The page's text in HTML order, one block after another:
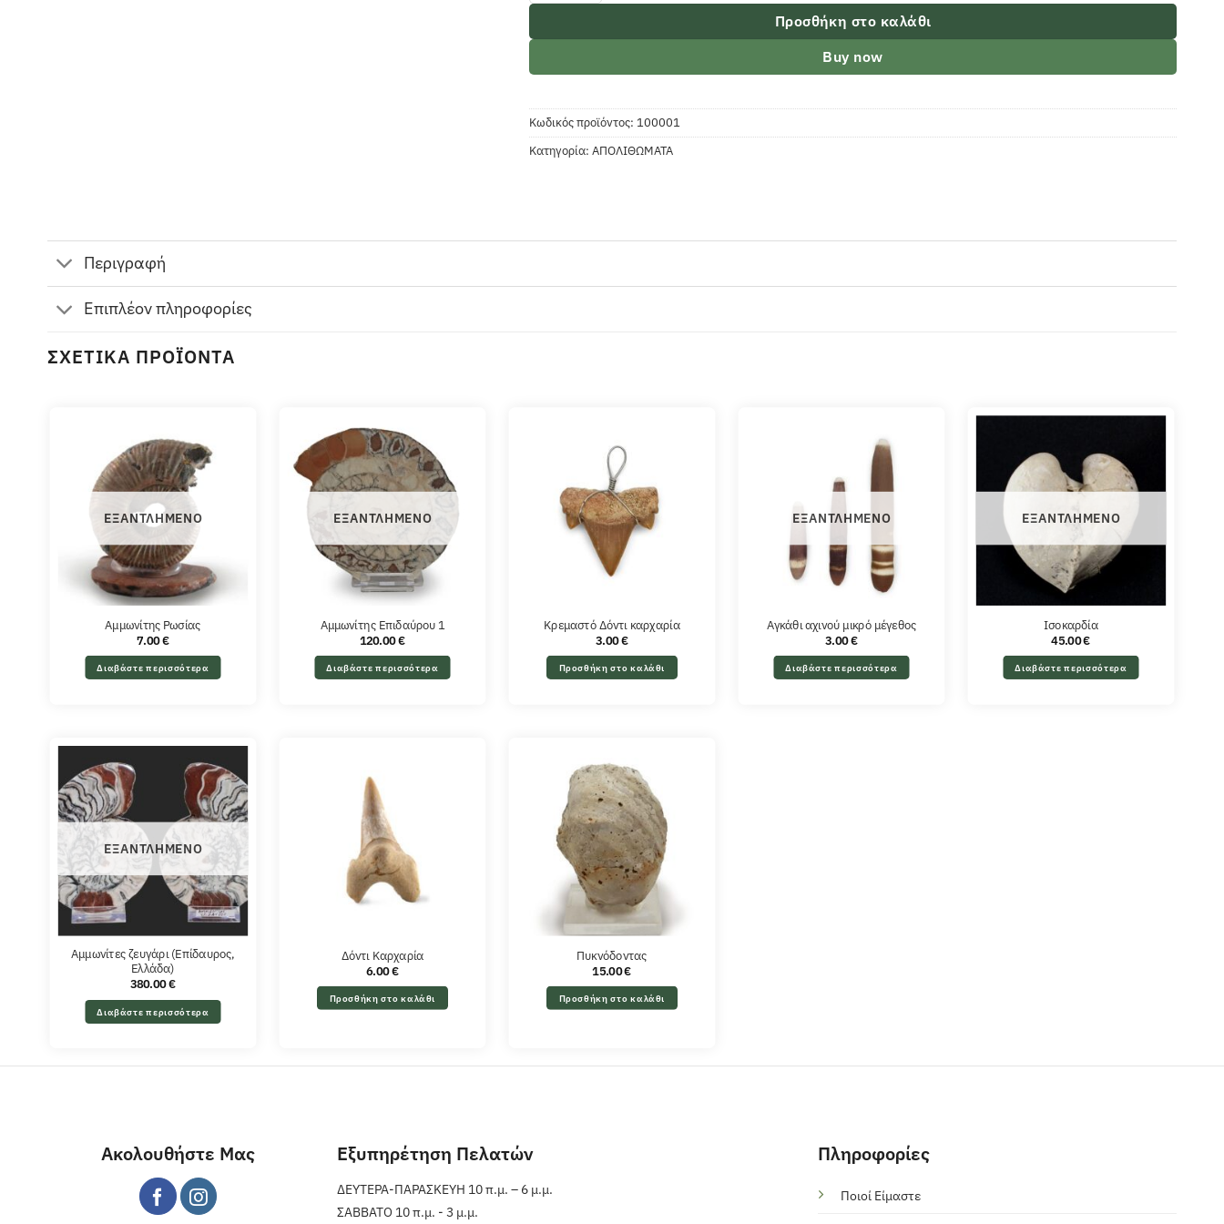
Προσθήκη στο καλάθι
Buy now
Κωδικός προϊόντος: 100001
Κατηγορία:ΑΠΟΛΙΘΩΜΑΤΑ
Περιγραφή
Επιπλέον πληροφορίες
ΣΧΕΤΙΚΆ ΠΡΟΪΌΝΤΑ
ΕΞΑΝΤΛΗΜΈΝΟ
Αμμωνίτης Ρωσίας
7.00€
Διαβάστε περισσότερα
ΕΞΑΝΤΛΗΜΈΝΟ
Αμμωνίτης Επιδαύρου 1
120.00€
Διαβάστε περισσότερα
Κρεμαστό Δόντι καρχαρία
3.00€
Προσθήκη στο καλάθι
ΕΞΑΝΤΛΗΜΈΝΟ
Αγκάθι αχινού μικρό μέγεθος
3.00€
Διαβάστε περισσότερα
ΕΞΑΝΤΛΗΜΈΝΟ
Ισοκαρδία
45.00€
Διαβάστε περισσότερα
ΕΞΑΝΤΛΗΜΈΝΟ
Αμμωνίτες ζευγάρι (Επίδαυρος,
Ελλάδα)
380.00€
Διαβάστε περισσότερα
Δόντι Καρχαρία
6.00€
Προσθήκη στο καλάθι
Πυκνόδοντας
15.00€
Προσθήκη στο καλάθι
Ακολουθήστε Μας Εξυπηρέτηση Πελατών
ΔΕΥΤΕΡΑ-ΠΑΡΑΣΚΕΥΗ 10 π.μ. – 6 μ.μ.
ΣΑΒΒΑΤΟ 10 π.μ. - 3 μ.μ.
Πληροφορίες
Ποιοί Είμαστε